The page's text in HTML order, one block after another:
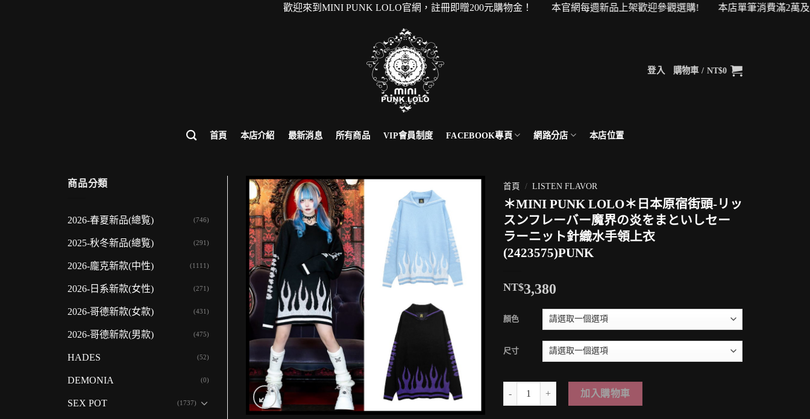
歡迎來到MINI PUNK LOLO官網，註冊即贈200元購物金！ 本官網每週新品上架歡迎參觀選購! 本店單筆消費滿2萬及4萬即可升
登入 購物車 / NT$0
首頁 本店介紹 最新消息 所有商品 VIP會員制度 FACEBOOK專頁 網路分店 本店位置
商品分類
2026-春夏新品(總覧) (746)
2025-秋冬新品(總覧) (291)
2026-龐克新款(中性) (1111)
2026-日系新款(女性) (271)
2026-哥德新款(女款) (431)
2026-哥德新款(男款) (475)
HADES (52)
DEMONIA (0)
SEX POT (1737)
首頁 / LISTEN FLAVOR
＊MINI PUNK LOLO＊日本原宿街頭-リッ
スンフレーバー魔界の炎をまといしセー
ラーニット針織水手領上衣
(2423575)PUNK
NT$3,380
顏色
尺寸
＊MINI PUNK LOLO＊日本原宿街頭-リッスンフレーバー魔界の炎をまといし
加入購物車